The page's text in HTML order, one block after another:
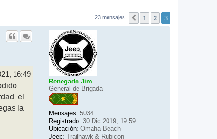
23 mensajes Anterior
1 2 3
Renegado Jim
General de Brigada
Mensajes: 5034
Registrado: 30 Dic 2019, 19:59
Ubicación: Omaha Beach
Jeep: Trailhawk & Rubicon
16:49
el
la